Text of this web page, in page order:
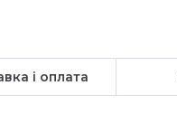
і оплата